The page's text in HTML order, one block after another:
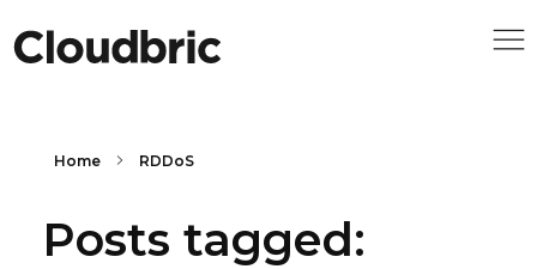
Home RDDoS
Posts tagged: